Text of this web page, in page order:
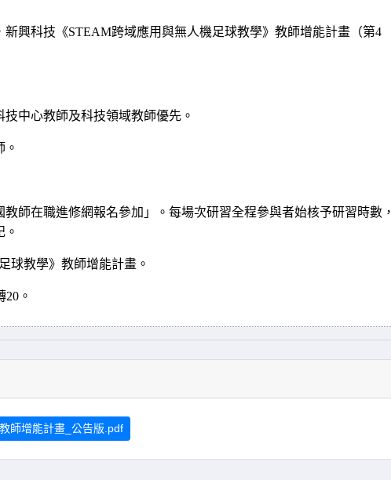
新興科技《STEAM跨域應用與無人機足球教學》教師增能計畫（第4
中心教師及科技領域教師優先。
師在職進修網報名參加」。每場次研習全程參與者始核予研習時數，
球教學》教師增能計畫。
20 。
師增能計畫_公告版.pdf